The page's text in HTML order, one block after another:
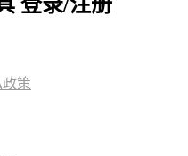
政策